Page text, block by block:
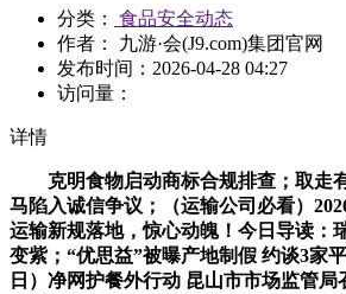
分类：
食品安全动态
作者： 九游·会(J9.com)集团官网
发布时间： 2026-04-28 04:27
访问量：
详情
克明食物启动商标合规排查；取走
马陷入诚信争议；（运输公司必看）
运输新规落地，惊心动魄！今日导读：
变紫；“优思益”被曝产地制假 约谈3家
日）净网护餐外行动 昆山市市场监管